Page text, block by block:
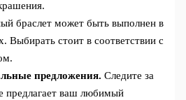
браслет может быть выполнен в
Выбирать стоит в соответствии с
предложения. Следите за
предлагает ваш любимый